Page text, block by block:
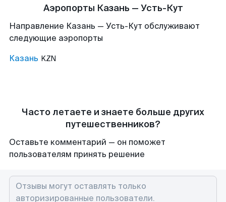
Аэропорты Казань — Усть-Кут
Направление Казань — Усть-Кут обслуживают
следующие аэропорты
Казань KZN
Часто летаете и знаете больше других
путешественников?
Оставьте комментарий — он поможет
пользователям принять решение